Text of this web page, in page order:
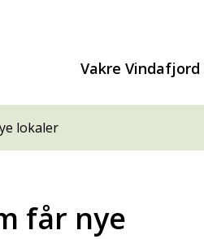
Vakre Vindafjord
lokaler
får nye